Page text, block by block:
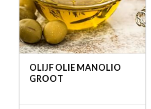
OLIJF OLIE MANOLIO
GROOT